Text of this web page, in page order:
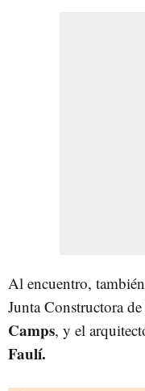
Al encuentro,
Junta Constructora
Camps, y el
Faulí.